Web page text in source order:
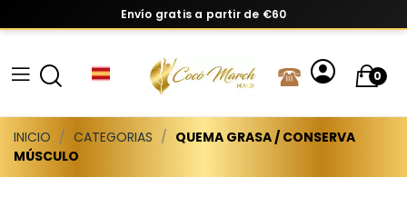
Envío gratis a partir de €60
0
INICIO CATEGORIAS
QUEMA GRASA / CONSERVA
MÚSCULO